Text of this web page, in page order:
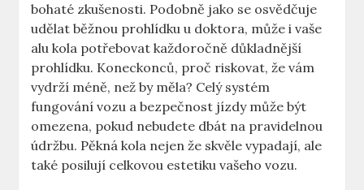
bohaté zkušenosti. Podobně jako se osvědčuje
udělat běžnou prohlídku u doktora, může i vaše
alu kola potřebovat každoročně důkladnější
prohlídku. Koneckonců, proč riskovat, že vám
vydrží méně, než by měla? Celý systém
fungování vozu a bezpečnost jízdy může být
omezena, pokud nebudete dbát na pravidelnou
údržbu. Pěkná kola nejen že skvěle vypadají, ale
také posilují celkovou estetiku vašeho vozu.